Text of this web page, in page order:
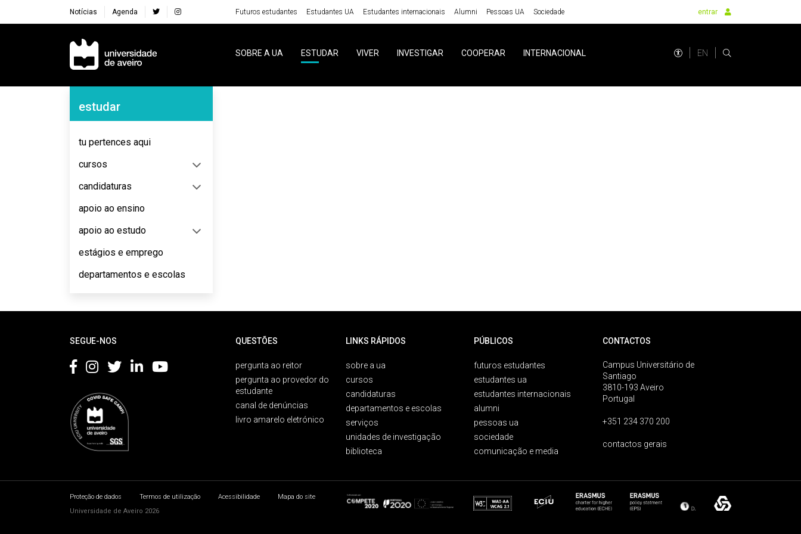
Notícias Agenda Futuros estudantes Estudantes UA Estudantes internacionais Alumni Pessoas UA Sociedade entrar
Navegação Principal
SOBRE A UA ESTUDAR VIVER INVESTIGAR COOPERAR INTERNACIONAL EN
Navegação Lateral
estudar
tu pertences aqui
cursos
candidaturas
apoio ao ensino
apoio ao estudo
estágios e emprego
departamentos e escolas
SEGUE-NOS QUESTÕES
pergunta ao reitor
pergunta ao provedor do
estudante
canal de denúncias
livro amarelo eletrónico
LINKS RÁPIDOS
sobre a ua
cursos
candidaturas
departamentos e escolas
serviços
unidades de investigação
biblioteca
PÚBLICOS
futuros estudantes
estudantes ua
estudantes internacionais
alumni
pessoas ua
sociedade
comunicação e media
CONTACTOS
Campus Universitário de
Santiago
3810-193 Aveiro
Portugal
+351 234 370 200
contactos gerais
Proteção de dados Termos de utilização Acessibilidade
Mapa do site
Universidade de Aveiro 2026